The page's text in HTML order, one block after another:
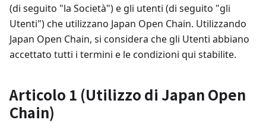
(di seguito "la Società") e gli utenti (di seguito "gli
Utenti") che utilizzano Japan Open Chain. Utilizzando
Japan Open Chain, si considera che gli Utenti abbiano
accettato tutti i termini e le condizioni qui stabilite.
Articolo 1 (Utilizzo di Japan Open
Chain)